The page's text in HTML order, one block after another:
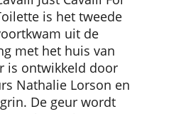
Just Cavalli For
is het tweede
uit de
met het huis van
is ontwikkeld door
Nathalie Lorson en